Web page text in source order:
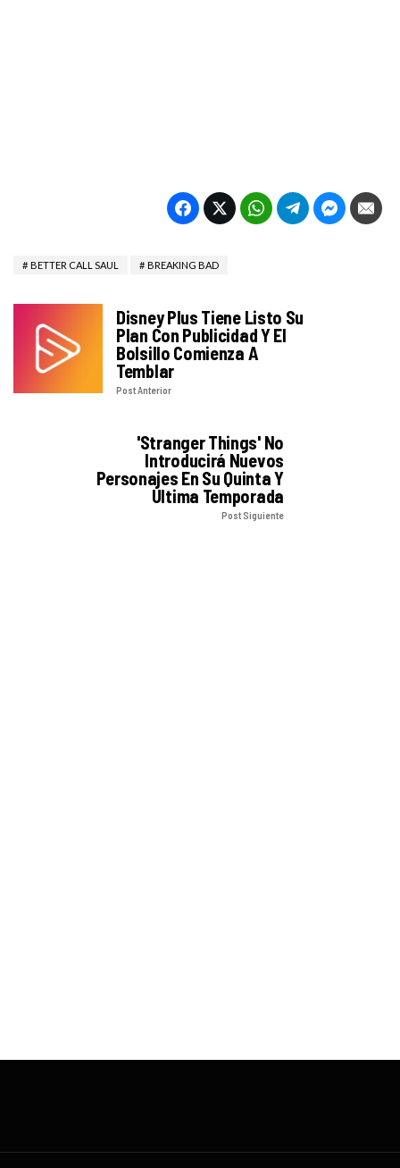
BETTER CALL SAUL BREAKING BAD
Disney Plus Tiene Listo Su
Plan Con Publicidad Y El
Bolsillo Comienza A
Temblar
Post Anterior
'Stranger Things' No
Introducirá Nuevos
Personajes En Su Quinta Y
Última Temporada
Post Siguiente